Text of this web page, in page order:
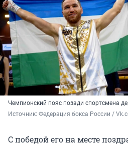
Чемпионский пояс позади спортсмена
Источник: Федерация бокса России /
С победой его на месте